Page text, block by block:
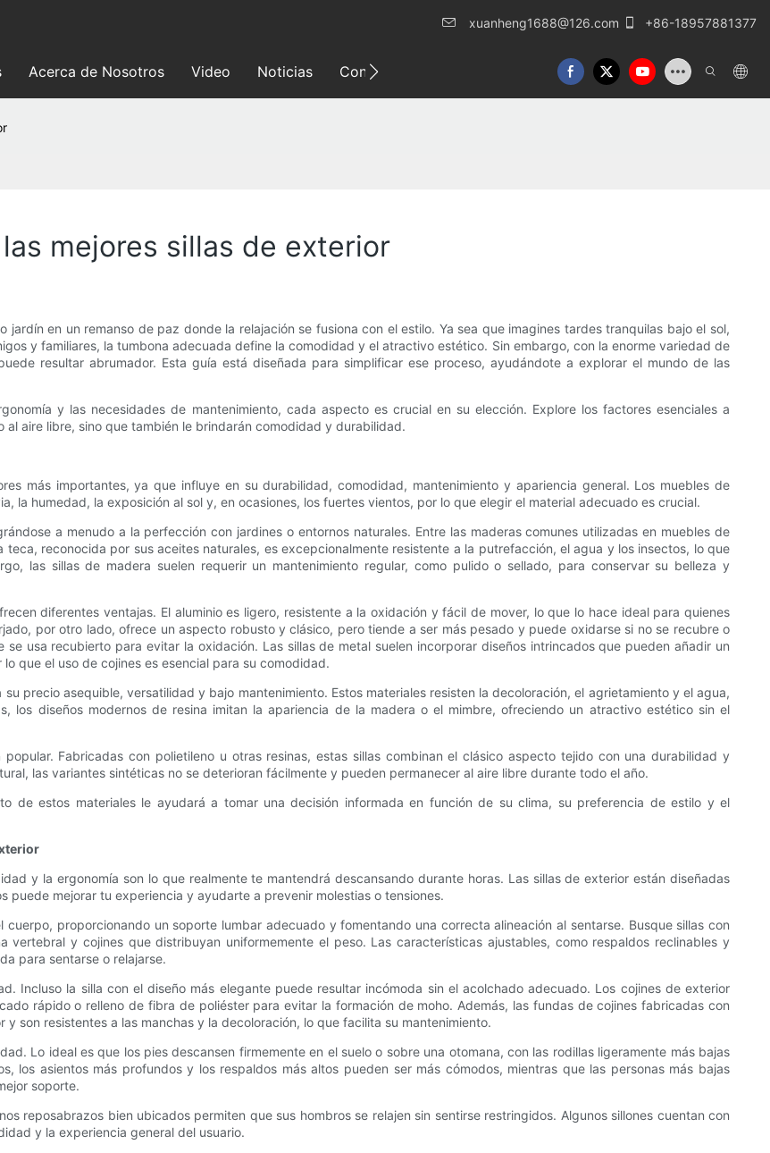
xuanheng1688@126.com +86-18957881377
Acerca de Nosotros Video Noticias Contáctenos
mejores sillas de exterior
en un remanso de paz donde la relajación se fusiona con el estilo. Ya sea que imagines tardes tranquilas bajo el sol,
y familiares, la tumbona adecuada define la comodidad y el atractivo estético. Sin embargo, con la enorme variedad de
resultar abrumador. Esta guía está diseñada para simplificar ese proceso, ayudándote a explorar el mundo de las
y las necesidades de mantenimiento, cada aspecto es crucial en su elección. Explore los factores esenciales a
aire libre, sino que también le brindarán comodidad y durabilidad.
más importantes, ya que influye en su durabilidad, comodidad, mantenimiento y apariencia general. Los muebles de
la humedad, la exposición al sol y, en ocasiones, los fuertes vientos, por lo que elegir el material adecuado es crucial.
a menudo a la perfección con jardines o entornos naturales. Entre las maderas comunes utilizadas en muebles de
reconocida por sus aceites naturales, es excepcionalmente resistente a la putrefacción, el agua y los insectos, lo que
las sillas de madera suelen requerir un mantenimiento regular, como pulido o sellado, para conservar su belleza y
diferentes ventajas. El aluminio es ligero, resistente a la oxidación y fácil de mover, lo que lo hace ideal para quienes
por otro lado, ofrece un aspecto robusto y clásico, pero tiende a ser más pesado y puede oxidarse si no se recubre o
usa recubierto para evitar la oxidación. Las sillas de metal suelen incorporar diseños intrincados que pueden añadir un
que el uso de cojines es esencial para su comodidad.
precio asequible, versatilidad y bajo mantenimiento. Estos materiales resisten la decoloración, el agrietamiento y el agua,
los diseños modernos de resina imitan la apariencia de la madera o el mimbre, ofreciendo un atractivo estético sin el
Fabricadas con polietileno u otras resinas, estas sillas combinan el clásico aspecto tejido con una durabilidad y
las variantes sintéticas no se deterioran fácilmente y pueden permanecer al aire libre durante todo el año.
de estos materiales le ayudará a tomar una decisión informada en función de su clima, su preferencia de estilo y el
y la ergonomía son lo que realmente te mantendrá descansando durante horas. Las sillas de exterior están diseñadas
mejorar tu experiencia y ayudarte a prevenir molestias o tensiones.
proporcionando un soporte lumbar adecuado y fomentando una correcta alineación al sentarse. Busque sillas con
y cojines que distribuyan uniformemente el peso. Las características ajustables, como respaldos reclinables y
para sentarse o relajarse.
Incluso la silla con el diseño más elegante puede resultar incómoda sin el acolchado adecuado. Los cojines de exterior
rápido o relleno de fibra de poliéster para evitar la formación de moho. Además, las fundas de cojines fabricadas con
son resistentes a las manchas y la decoloración, lo que facilita su mantenimiento.
Lo ideal es que los pies descansen firmemente en el suelo o sobre una otomana, con las rodillas ligeramente más bajas
los asientos más profundos y los respaldos más altos pueden ser más cómodos, mientras que las personas más bajas
soporte.
reposabrazos bien ubicados permiten que sus hombros se relajen sin sentirse restringidos. Algunos sillones cuentan con
y la experiencia general del usuario.